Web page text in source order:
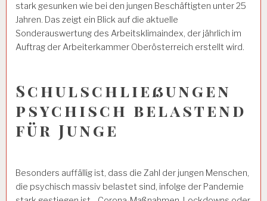
stark gesunken wie bei den jungen Beschäftigten unter 25
Jahren. Das zeigt ein Blick auf die aktuelle
Sonderauswertung des Arbeitsklimaindex, der jährlich im
Auftrag der Arbeiterkammer Oberösterreich erstellt wird.
Schulschließungen
psychisch belastend
für Junge
Besonders auffällig ist, dass die Zahl der jungen Menschen,
die psychisch massiv belastet sind, infolge der Pandemie